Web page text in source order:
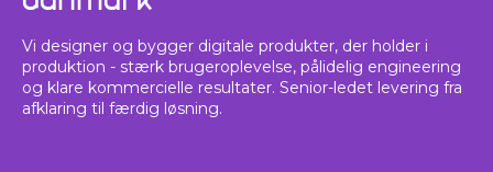
Vi designer og bygger digitale produkter, der holder i
produktion - stærk brugeroplevelse, pålidelig engineering
og klare kommercielle resultater. Senior-ledet levering fra
afklaring til færdig løsning.